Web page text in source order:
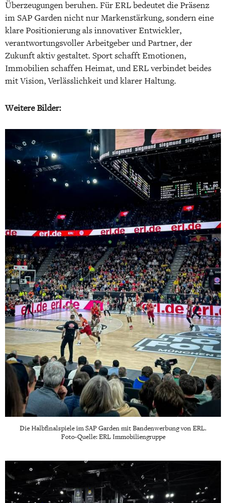
Überzeugungen beruhen. Für ERL bedeutet die Präsenz
im SAP Garden nicht nur Markenstärkung, sondern eine
klare Positionierung als innovativer Entwickler,
verantwortungsvoller Arbeitgeber und Partner, der
Zukunft aktiv gestaltet. Sport schafft Emotionen,
Immobilien schaffen Heimat, und ERL verbindet beides
mit Vision, Verlässlichkeit und klarer Haltung.
Weitere Bilder:
Die Halbfinalspiele im SAP Garden mit Bandenwerbung von ERL.
Foto-Quelle: ERL Immobiliengruppe